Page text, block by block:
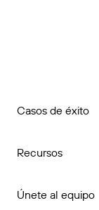
Casos de éxito
Recursos
Únete al equipo